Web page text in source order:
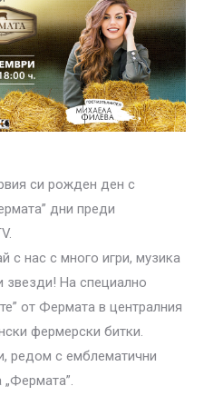
си рожден ден с
дни преди
с нас с много игри, музика
звезди! На специално
от Фермата в централния
фермерски битки.
редом с емблематични